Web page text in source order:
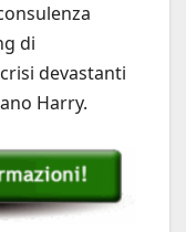
di
devastanti
Harry.